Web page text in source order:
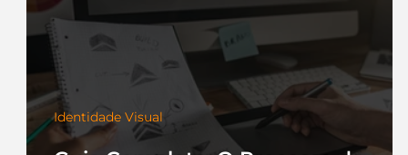
Identidade Visual